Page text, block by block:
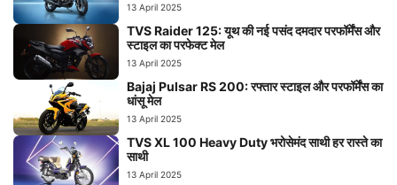
13 April 2025
TVS Raider 125: यूथ की नई पसंद दमदार परफॉर्मेंस और
स्टाइल का परफेक्ट मेल
13 April 2025
Bajaj Pulsar RS 200: रफ्तार स्टाइल और परफॉर्मेंस का
धांसू मेल
13 April 2025
TVS XL 100 Heavy Duty भरोसेमंद साथी हर रास्ते का
साथी
13 April 2025